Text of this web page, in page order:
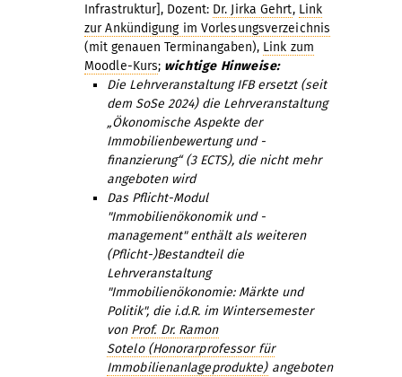
Infrastruktur], Dozent: Dr. Jirka Gehrt, Link
zur Ankündigung im Vorlesungsverzeichnis
(mit genauen Terminangaben), Link zum
Moodle-Kurs; wichtige Hinweise:
Die Lehrveranstaltung IFB ersetzt (seit
dem SoSe 2024) die Lehrveranstaltung
„Ökonomische Aspekte der
Immobilienbewertung und -
finanzierung“ (3 ECTS), die nicht mehr
angeboten wird
Das Pflicht-Modul
"Immobilienökonomik und -
management" enthält als weiteren
(Pflicht-)Bestandteil die
Lehrveranstaltung
"Immobilienökonomie: Märkte und
Politik", die i.d.R. im Wintersemester
von Prof. Dr. Ramon
Sotelo (Honorarprofessor für
Immobilienanlageprodukte)angeboten